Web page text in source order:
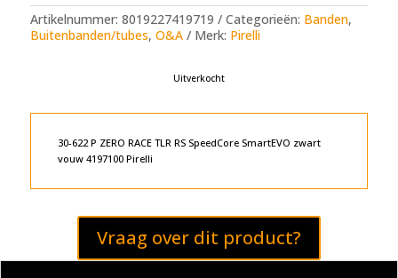
Artikelnummer: 8019227419719 Categorieën: Banden,
Buitenbanden/tubes, O&A Merk: Pirelli
Uitverkocht
30-622 P ZERO RACE TLR RS SpeedCore SmartEVO zwart
vouw 4197100 Pirelli
Vraag over dit product?